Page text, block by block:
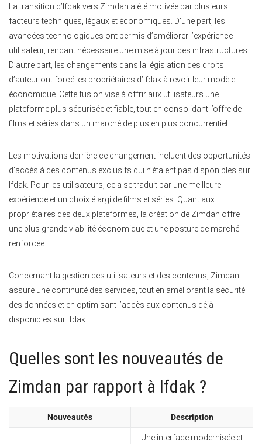
La transition d’Ifdak vers Zimdan a été motivée par plusieurs
facteurs techniques, légaux et économiques. D’une part, les
avancées technologiques ont permis d’améliorer l’expérience
utilisateur, rendant nécessaire une mise à jour des infrastructures.
D’autre part, les changements dans la législation des droits
d’auteur ont forcé les propriétaires d’Ifdak à revoir leur modèle
économique. Cette fusion vise à offrir aux utilisateurs une
plateforme plus sécurisée et fiable, tout en consolidant l’offre de
films et séries dans un marché de plus en plus concurrentiel.
Les motivations derrière ce changement incluent des opportunités
d’accès à des contenus exclusifs qui n’étaient pas disponibles sur
Ifdak. Pour les utilisateurs, cela se traduit par une meilleure
expérience et un choix élargi de films et séries. Quant aux
propriétaires des deux plateformes, la création de Zimdan offre
une plus grande viabilité économique et une posture de marché
renforcée.
Concernant la gestion des utilisateurs et des contenus, Zimdan
assure une continuité des services, tout en améliorant la sécurité
des données et en optimisant l’accès aux contenus déjà
disponibles sur Ifdak.
Quelles sont les nouveautés de
Zimdan par rapport à Ifdak ?
Nouveautés Description
Une interface modernisée et